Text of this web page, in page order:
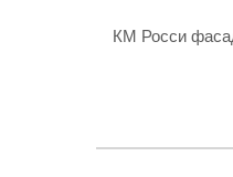
КМ Росси